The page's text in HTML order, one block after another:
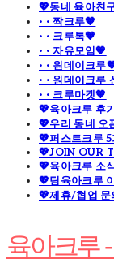
💖동네 육아친
· · 짝크루🧡
· · 크루톡🧡
· · 자유모임🧡
· · 원데이크루
· · 원데이크루
· · 크루마켓🧡
💖육아크루 후기
💖우리 동네 오
💖퍼스트크루 5
💖JOIN OUR
💖육아크루 소
💖팀육아크루
💖제휴/협업 문
육아크루